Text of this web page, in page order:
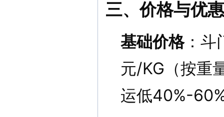
三、价格与优
基础价格：斗
元/KG（按重
运低40%-